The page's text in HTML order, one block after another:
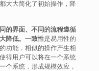
大大简化了初始操作，降
的界面、不同的流程遵循
降低。 一致性是易用性的
功能，相似的操作产生相
得用户可以将在一个系统
个系统，形成规模效应，